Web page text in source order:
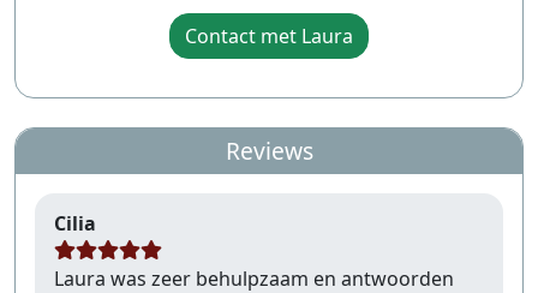
Contact met Laura
Reviews
Cilia
Laura was zeer behulpzaam en antwoorden